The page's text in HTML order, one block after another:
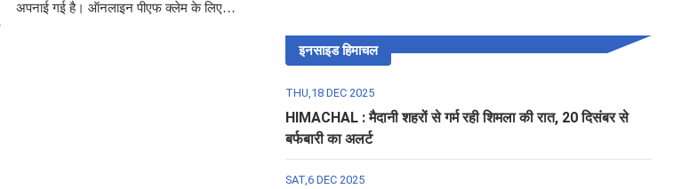
अपनाई गई है। ऑनलाइन पीएफ क्लेम के लिए
इनसाइड हिमाचल
THU,18 DEC 2025
HIMACHAL : मैदानी शहरों से गर्म रही शिमला की रात, 20 दिसंबर से
बर्फबारी का अलर्ट
SAT,6 DEC 2025